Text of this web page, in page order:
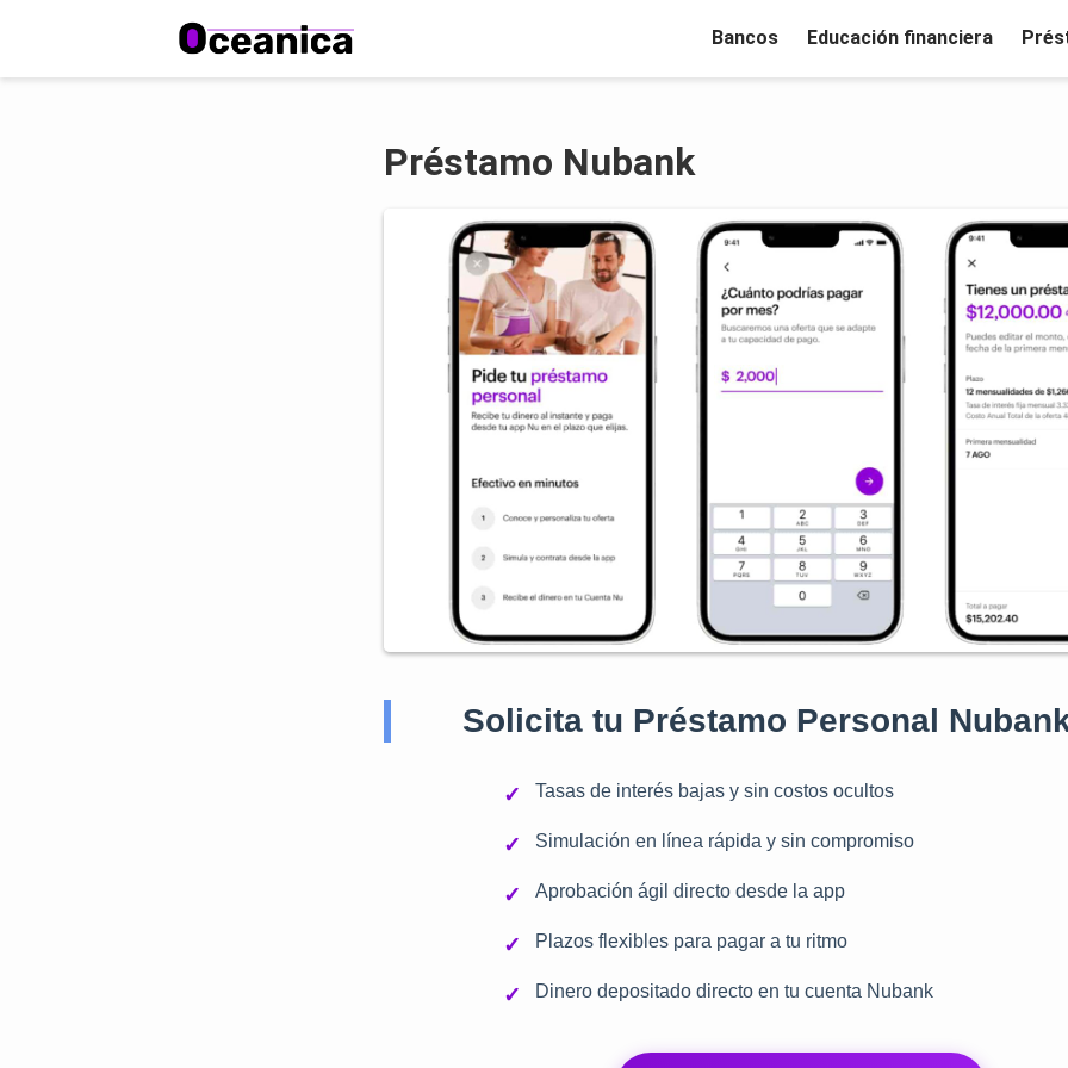
Bancos Educación financiera
Préstamo Nubank
Solicita tu Préstamo Personal
✓ Tasas de interés bajas y sin costos ocultos
✓ Simulación en línea rápida y sin compromiso
✓ Aprobación ágil directo desde la app
✓ Plazos flexibles para pagar a tu ritmo
✓ Dinero depositado directo en tu cuenta Nubank